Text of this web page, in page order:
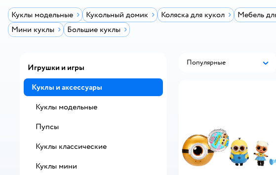
Куклы модельные Кукольный домик Коляска для кукол Мебель
Мини куклы
Большие куклы
Популярные
Популярные
Игрушки и игры
Куклы и аксессуары
Куклы модельные
Пупсы
Куклы классические
Куклы мини